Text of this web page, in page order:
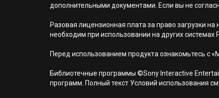
дополнительными документами. Если вы не
Разовая лицензионная плата за право загрузки
необходим при использовании на других системах
Перед использованием продукта ознакомьтесь
Библиотечные программы ©Sony Interactive
программ. Полный текст Условий использования